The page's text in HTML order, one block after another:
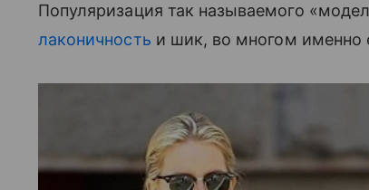
Популяризация так называемого
лаконичность и шик, во многом именно